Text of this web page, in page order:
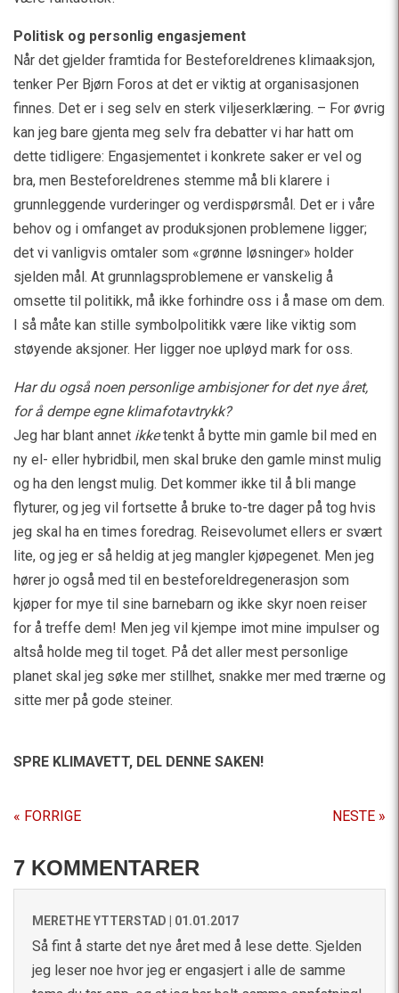
Politisk og personlig engasjement
Når det gjelder framtida for Besteforeldrenes klimaaksjon,
tenker Per Bjørn Foros at det er viktig at organisasjonen
finnes. Det er i seg selv en sterk viljeserklæring. – For øvrig
kan jeg bare gjenta meg selv fra debatter vi har hatt om
dette tidligere: Engasjementet i konkrete saker er vel og
bra, men Besteforeldrenes stemme må bli klarere i
grunnleggende vurderinger og verdispørsmål. Det er i våre
behov og i omfanget av produksjonen problemene ligger;
det vi vanligvis omtaler som «grønne løsninger» holder
sjelden mål. At grunnlagsproblemene er vanskelig å
omsette til politikk, må ikke forhindre oss i å mase om dem.
I så måte kan stille symbolpolitikk være like viktig som
støyende aksjoner. Her ligger noe upløyd mark for oss.
Har du også noen personlige ambisjoner for det nye året,
for å dempe egne klimafotavtrykk?
Jeg har blant annet ikketenkt å bytte min gamle bil med en
ny el- eller hybridbil, men skal bruke den gamle minst mulig
og ha den lengst mulig. Det kommer ikke til å bli mange
flyturer, og jeg vil fortsette å bruke to-tre dager på tog hvis
jeg skal ha en times foredrag. Reisevolumet ellers er svært
lite, og jeg er så heldig at jeg mangler kjøpegenet. Men jeg
hører jo også med til en besteforeldregenerasjon som
kjøper for mye til sine barnebarn og ikke skyr noen reiser
for å treffe dem! Men jeg vil kjempe imot mine impulser og
altså holde meg til toget. På det aller mest personlige
planet skal jeg søke mer stillhet, snakke mer med trærne og
sitte mer på gode steiner.
SPRE KLIMAVETT, DEL DENNE SAKEN!
« FORRIGE NESTE »
7 KOMMENTARER
MERETHE YTTERSTAD | 01.01.2017
Så fint å starte det nye året med å lese dette. Sjelden
jeg leser noe hvor jeg er engasjert i alle de samme